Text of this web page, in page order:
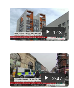
1:13
2:47